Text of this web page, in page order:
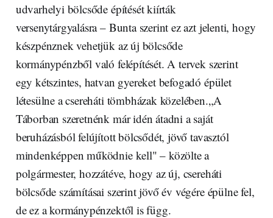
udvarhelyi bölcsőde építését kiírták
versenytárgyalásra – Bunta szerint ez azt jelenti, hogy
készpénznek vehetjük az új bölcsőde
kormánypénzből való felépítését. A tervek szerint
egy kétszintes, hatvan gyereket befogadó épület
létesülne a csereháti tömbházak közelében.„A
Táborban szeretnénk már idén átadni a saját
beruházásból felújított bölcsődét, jövő tavasztól
mindenképpen működnie kell" – közölte a
polgármester, hozzátéve, hogy az új, csereháti
bölcsőde számításai szerint jövő év végére épülne fel,
de ez a kormánypénzektől is függ.